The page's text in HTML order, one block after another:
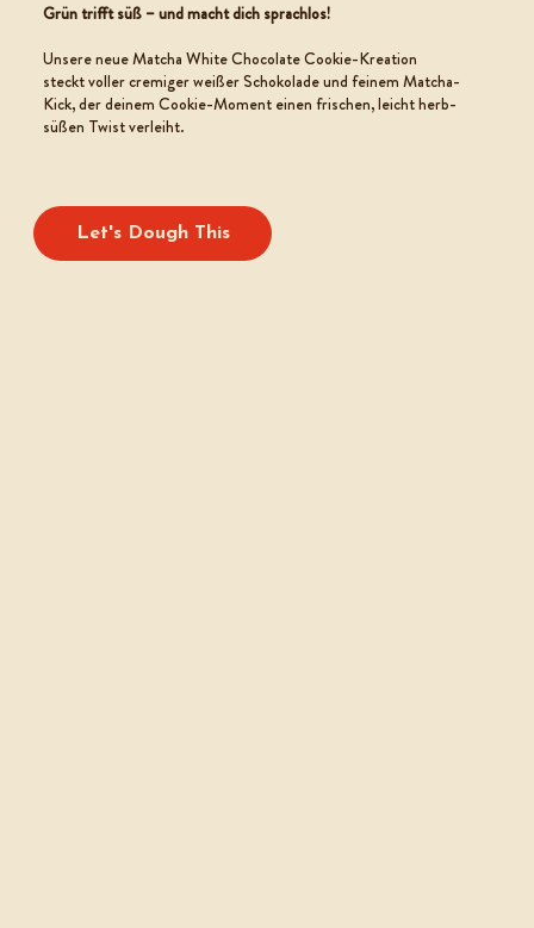
Grün trifft süß – und macht dich sprachlos!
Unsere neue Matcha White Chocolate Cookie-Kreation
steckt voller cremiger weißer Schokolade und feinem Matcha-
Kick, der deinem Cookie-Moment einen frischen, leicht herb-
süßen Twist verleiht.
Let's Dough This